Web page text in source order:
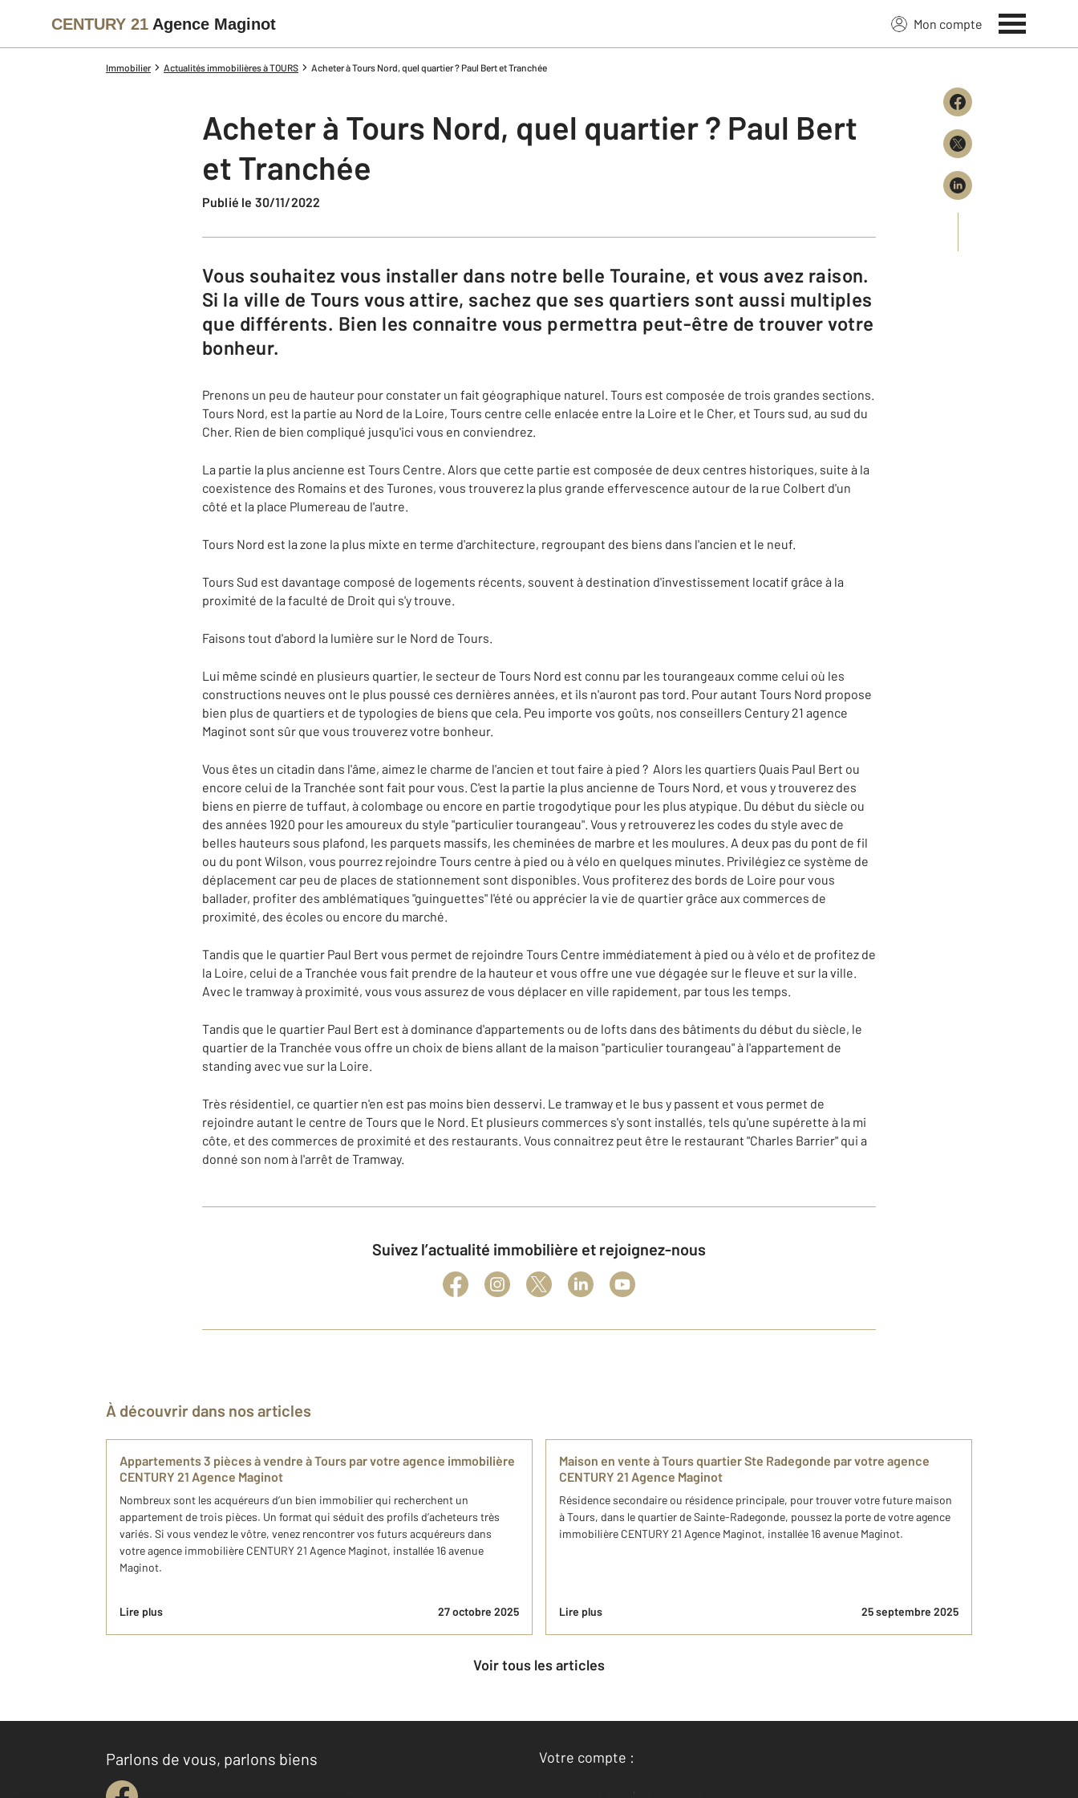
CENTURY 21 Agence Maginot Mon compte
Immobilier Actualités immobilières à TOURS Acheter à Tours Nord, quel quartier ? Paul Bert et Tranchée
Acheter à Tours Nord, quel quartier ? Paul Bert
et Tranchée
Publié le 30/11/2022
Vous souhaitez vous installer dans notre belle Touraine, et vous avez raison.
Si la ville de Tours vous attire, sachez que ses quartiers sont aussi multiples
que différents. Bien les connaitre vous permettra peut-être de trouver votre
bonheur.
Prenons un peu de hauteur pour constater un fait géographique naturel. Tours est composée de trois grandes sections.
Tours Nord, est la partie au Nord de la Loire, Tours centre celle enlacée entre la Loire et le Cher, et Tours sud, au sud du
Cher. Rien de bien compliqué jusqu'ici vous en conviendrez.
La partie la plus ancienne est Tours Centre. Alors que cette partie est composée de deux centres historiques, suite à la
coexistence des Romains et des Turones, vous trouverez la plus grande effervescence autour de la rue Colbert d'un
côté et la place Plumereau de l'autre.
Tours Nord est la zone la plus mixte en terme d'architecture, regroupant des biens dans l'ancien et le neuf.
Tours Sud est davantage composé de logements récents, souvent à destination d'investissement locatif grâce à la
proximité de la faculté de Droit qui s'y trouve.
Faisons tout d'abord la lumière sur le Nord de Tours.
Lui même scindé en plusieurs quartier, le secteur de Tours Nord est connu par les tourangeaux comme celui où les
constructions neuves ont le plus poussé ces dernières années, et ils n'auront pas tord. Pour autant Tours Nord propose
bien plus de quartiers et de typologies de biens que cela. Peu importe vos goûts, nos conseillers Century 21 agence
Maginot sont sûr que vous trouverez votre bonheur.
Vous êtes un citadin dans l'âme, aimez le charme de l'ancien et tout faire à pied ? Alors les quartiers Quais Paul Bert ou
encore celui de la Tranchée sont fait pour vous. C'est la partie la plus ancienne de Tours Nord, et vous y trouverez des
biens en pierre de tuffaut, à colombage ou encore en partie trogodytique pour les plus atypique. Du début du siècle ou
des années 1920 pour les amoureux du style "particulier tourangeau". Vous y retrouverez les codes du style avec de
belles hauteurs sous plafond, les parquets massifs, les cheminées de marbre et les moulures. A deux pas du pont de fil
ou du pont Wilson, vous pourrez rejoindre Tours centre à pied ou à vélo en quelques minutes. Privilégiez ce système de
déplacement car peu de places de stationnement sont disponibles. Vous profiterez des bords de Loire pour vous
ballader, profiter des amblématiques "guinguettes" l'été ou apprécier la vie de quartier grâce aux commerces de
proximité, des écoles ou encore du marché.
Tandis que le quartier Paul Bert vous permet de rejoindre Tours Centre immédiatement à pied ou à vélo et de profitez de
la Loire, celui de a Tranchée vous fait prendre de la hauteur et vous offre une vue dégagée sur le fleuve et sur la ville.
Avec le tramway à proximité, vous vous assurez de vous déplacer en ville rapidement, par tous les temps.
Tandis que le quartier Paul Bert est à dominance d'appartements ou de lofts dans des bâtiments du début du siècle, le
quartier de la Tranchée vous offre un choix de biens allant de la maison "particulier tourangeau" à l'appartement de
standing avec vue sur la Loire.
Très résidentiel, ce quartier n'en est pas moins bien desservi. Le tramway et le bus y passent et vous permet de
rejoindre autant le centre de Tours que le Nord. Et plusieurs commerces s'y sont installés, tels qu'une supérette à la mi
côte, et des commerces de proximité et des restaurants. Vous connaitrez peut être le restaurant "Charles Barrier" qui a
donné son nom à l'arrêt de Tramway.
Suivez l’actualité immobilière et rejoignez-nous
À découvrir dans nos articles
Appartements 3 pièces à vendre à Tours par votre agence immobilière
CENTURY 21 Agence Maginot
Nombreux sont les acquéreurs d’un bien immobilier qui recherchent un
appartement de trois pièces. Un format qui séduit des profils d’acheteurs très
variés. Si vous vendez le vôtre, venez rencontrer vos futurs acquéreurs dans
votre agence immobilière CENTURY 21 Agence Maginot, installée 16 avenue
Maginot.
Lire plus 27 octobre 2025
Maison en vente à Tours quartier Ste Radegonde par votre agence
CENTURY 21 Agence Maginot
Résidence secondaire ou résidence principale, pour trouver votre future maison
à Tours, dans le quartier de Sainte-Radegonde, poussez la porte de votre agence
immobilière CENTURY 21 Agence Maginot, installée 16 avenue Maginot.
Lire plus 25 septembre 2025
Voir tous les articles
Parlons de vous, parlons biens
Votre compte :
Accéder à mon compte